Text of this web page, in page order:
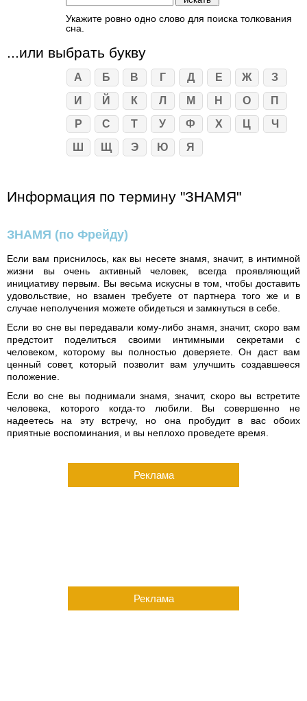
Укажите ровно одно слово для поиска толкования
сна.
...или выбрать букву
А Б В Г Д Е Ж
З
И
Й К Л М Н О
П
Р
С Т У Ф Х Ц
Ч
Ш
Щ Э Ю Я
Информация по термину "ЗНАМЯ"
ЗНАМЯ (по Фрейду)
Если вам приснилось, как вы несете знамя, значит, в интимной
жизни вы очень активный человек, всегда проявляющий
инициативу первым. Вы весьма искусны в том, чтобы доставить
удовольствие, но взамен требуете от партнера того же и в
случае неполучения можете обидеться и замкнуться в себе.
Если во сне вы передавали кому-либо знамя, значит, скоро вам
предстоит поделиться своими интимными секретами с
человеком, которому вы полностью доверяете. Он даст вам
ценный совет, который позволит вам улучшить создавшееся
положение.
Если во сне вы поднимали знамя, значит, скоро вы встретите
человека, которого когда-то любили. Вы совершенно не
надеетесь на эту встречу, но она пробудит в вас обоих
приятные воспоминания, и вы неплохо проведете время.
Реклама
Реклама